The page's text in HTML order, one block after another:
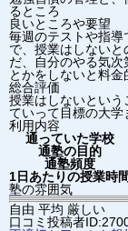
るところ
良いところや要望
毎週のテストや指
で、授業はしない
だ、自分のやる気
とかをしないと料
総合評価
授業はしないという
ていって目標の大学
利用内容
通っていた学校
通塾の目的
通塾頻度
1日あたりの授業時間
塾の雰囲気
自由 平均 厳しい
口コミ投稿者